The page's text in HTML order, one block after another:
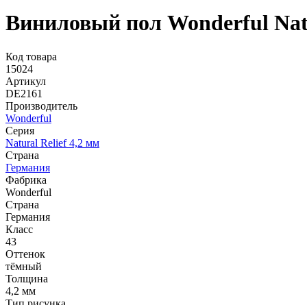
Виниловый пол Wonderful
Код товара
15024
Артикул
DE2161
Производитель
Wonderful
Серия
Natural Relief 4,2 мм
Страна
Германия
Фабрика
Wonderful
Страна
Германия
Класс
43
Оттенок
тёмный
Толщина
4,2 мм